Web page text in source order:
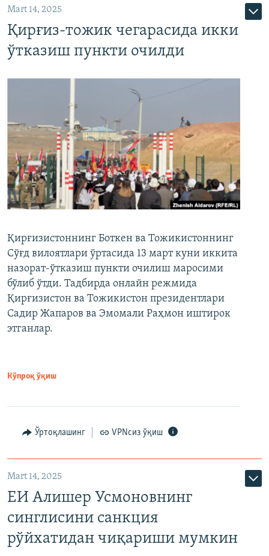
Mart 14, 2025
Қирғиз-тожик чегарасида икки
ўтказиш пункти очилди
Қирғизистоннинг Боткен ва Тожикистоннинг
Сўғд вилоятлари ўртасида 13 март куни иккита
назорат-ўтказиш пункти очилиш маросими
бўлиб ўтди. Тадбирда онлайн режмида
Қирғизистон ва Тожикистон президентлари
Садир Жапаров ва Эмомали Раҳмон иштирок
этганлар.
Кўпроқ ўқиш
Ўртоқлашинг VPNсиз ўқиш
Mart 14, 2025
ЕИ Алишер Усмоновнинг
синглисини санкция
рўйхатидан чиқариши мумкин